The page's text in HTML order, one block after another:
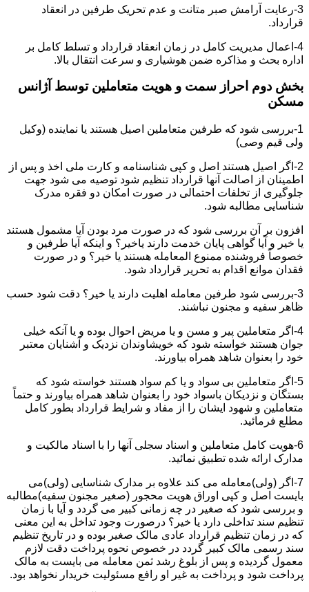
3-رعایت آرامش صبر متانت و عدم تحریک طرفین در انعقاد
قرارداد.
4-اعمال مدیریت کامل در زمان انعقاد قرارداد و تسلط کامل بر
اداره بحث و مذاکره ضمن هوشیاری و سرعت انتقال بالا.
بخش دوم احراز سمت و هویت متعاملین توسط آژانس
مسکن
1-بررسی شود که طرفین متعاملین اصیل هستند یا نماینده (وکیل
ولی قیم وصی)
2-اگر اصیل هستند اصل و کپی شناسنامه و کارت ملی اخذ و پس از
اطمینان از اصالت آنها قرارداد تنظیم شود توصیه می شود جهت
جلوگیری از تخلفات احتمالی در صورت امکان دو فقره مدرک
شناسایی مطالبه شود.
افزون بر آن بررسی شود که در صورت مرد بودن آیا مشمول هستند
یا خیر و آیا گواهی پایان خدمت دارند یاخیر؟ و اینکه آیا طرفین و
خصوصاً فروشنده ممنوع المعامله هستند یا خیر؟ و در صورت
فقدان موانع اقدام به تحریر قرارداد شود.
3-بررسی شود طرفین معامله اهلیت دارند یا خیر؟ دقت شود حسب
ظاهر سفیه و مجنون نباشند.
4-اگر متعاملین پیر و مسن و یا مریض احوال بوده و یا آنکه خیلی
جوان هستند خواسته شود که خویشاوندان نزدیک و آشنایان معتبر
خود را بعنوان شاهد همراه بیاورند.
5-اگر متعاملین بی سواد و یا کم سواد هستند خواسته شود که
بستگان و نزدیکان باسواد خود را بعنوان شاهد همراه بیاورند و حتماً
متعاملین و شهود ایشان را از مفاد و شرایط قرارداد بطور کامل
مطلع فرمائید.
6-هویت کامل متعاملین و اسناد سجلی آنها را با اسناد مالکیت و
مدارک ارائه شده تطبیق نمائید.
7-اگر (ولی)معامله می کند علاوه بر مدارک شناسایی (ولی)می
بایست اصل و کپی اوراق هویت محجور (صغیر مجنون سفیه)مطالبه
و بررسی شود که صغیر در چه زمانی کبیر می گردد و آیا با زمان
تنظیم سند تداخلی دارد یا خیر؟ درصورت وجود تداخل به این معنی
که در زمان تنظیم قرارداد عادی مالک صغیر بوده و در تاریخ تنظیم
سند رسمی مالک کبیر گردد در خصوص نحوه پرداخت دقت لازم
معمول گردیده و پس از بلوغ رشد ثمن معامله می بایست به مالک
پرداخت شود و پرداخت به غیر او رافع مسئولیت خریدار نخواهد بود.